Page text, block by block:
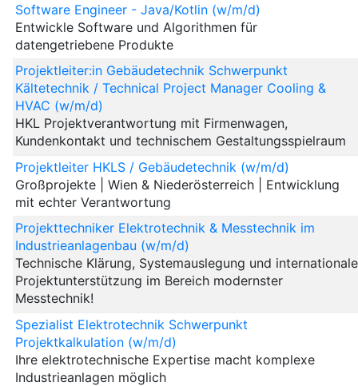
Software Engineer - Java/Kotlin (w/m/d)
Entwickle Software und Algorithmen für
datengetriebene Produkte
Projektleiter:in Gebäudetechnik Schwerpunkt
Kältetechnik / Technical Project Manager Cooling &
HVAC (w/m/d)
HKL Projektverantwortung mit Firmenwagen,
Kundenkontakt und technischem Gestaltungsspielraum
Projektleiter HKLS / Gebäudetechnik (w/m/d)
Großprojekte | Wien & Niederösterreich | Entwicklung
mit echter Verantwortung
Projekttechniker Elektrotechnik & Messtechnik im
Industrieanlagenbau (w/m/d)
Technische Klärung, Systemauslegung und internationale
Projektunterstützung im Bereich modernster
Messtechnik!
Spezialist Elektrotechnik Schwerpunkt
Projektkalkulation (w/m/d)
Ihre elektrotechnische Expertise macht komplexe
Industrieanlagen möglich